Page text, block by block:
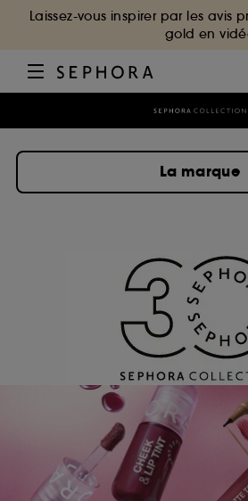
Laissez-vous inspirer par les avis
gold en
La marque